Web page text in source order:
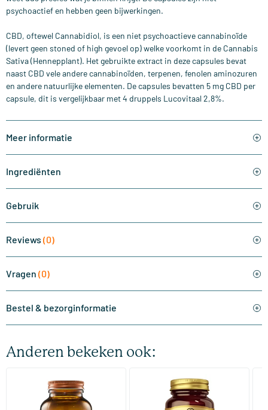
psychoactief en hebben geen bijwerkingen.
CBD, oftewel Cannabidiol, is een niet psychoactieve cannabinoïde
(levert geen stoned of high gevoel op) welke voorkomt in de Cannabis
Sativa (Hennepplant). Het gebruikte extract in deze capsules bevat
naast CBD vele andere cannabinoïden, terpenen, fenolen aminozuren
en andere natuurlijke elementen. De capsules bevatten 5 mg CBD per
capsule, dit is vergelijkbaar met 4 druppels Lucovitaal 2,8%.
Meer informatie
Ingrediënten
Gebruik
Reviews (0)
Vragen (0)
Bestel & bezorginformatie
Anderen bekeken ook:
(510)
Super Magnesium
(287)
Magnesium Citrate
(Magnesium Citraat)